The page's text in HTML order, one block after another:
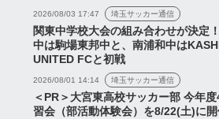
2026/08/03 17:47 埼玉サッカー通信
関東中学校大会の組み合わせが決定
中は駒場東邦中と、南浦和中は
UNITED FCと初戦
2026/08/01 14:14 埼玉サッカー通信
＜PR＞大宮東高校サッカー部 今年
習会（部活動体験会）を8/22(土)に